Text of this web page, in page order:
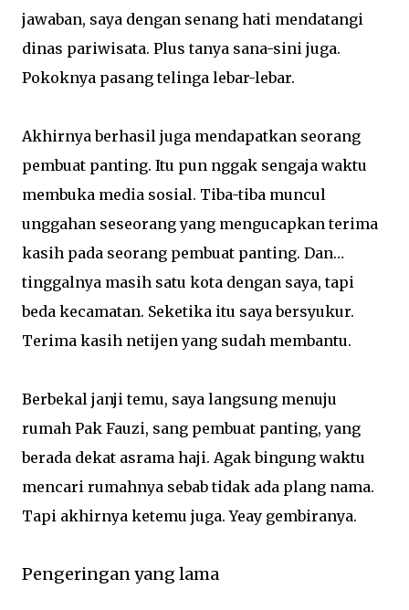
jawaban, saya dengan senang hati mendatangi
dinas pariwisata. Plus tanya sana-sini juga.
Pokoknya pasang telinga lebar-lebar.
Akhirnya berhasil juga mendapatkan seorang
pembuat panting. Itu pun nggak sengaja waktu
membuka media sosial. Tiba-tiba muncul
unggahan seseorang yang mengucapkan terima
kasih pada seorang pembuat panting. Dan…
tinggalnya masih satu kota dengan saya, tapi
beda kecamatan. Seketika itu saya bersyukur.
Terima kasih netijen yang sudah membantu.
Berbekal janji temu, saya langsung menuju
rumah Pak Fauzi, sang pembuat panting, yang
berada dekat asrama haji. Agak bingung waktu
mencari rumahnya sebab tidak ada plang nama.
Tapi akhirnya ketemu juga. Yeay gembiranya.
Pengeringan yang lama